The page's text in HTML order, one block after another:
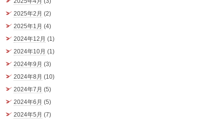
2025年2月 (2)
2025年1月 (4)
2024年12月 (1)
2024年10月 (1)
2024年9月 (3)
2024年8月 (10)
2024年7月 (5)
2024年6月 (5)
2024年5月 (7)